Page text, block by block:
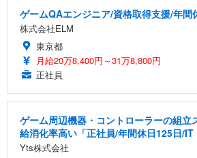
ゲームQAエンジニア/資格取得支援/年間
株式会社ELM
東京都
月給20万8,400円～31万8,800円
正社員
ゲーム周辺機器・コントローラーの組立
給消化率高い「正社員/年間休日125日/IT
Yts株式会社